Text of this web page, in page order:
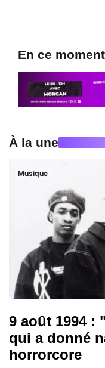
En ce
À la une
Musique
9 août 1994 :
qui a donné
horrorcore